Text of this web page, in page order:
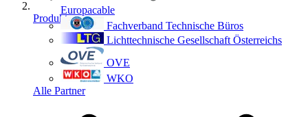
Europacable
Fachverband Technische Büros
Lichttechnische Gesellschaft Österreichs
OVE
WKO
Alle Partner
Produkte